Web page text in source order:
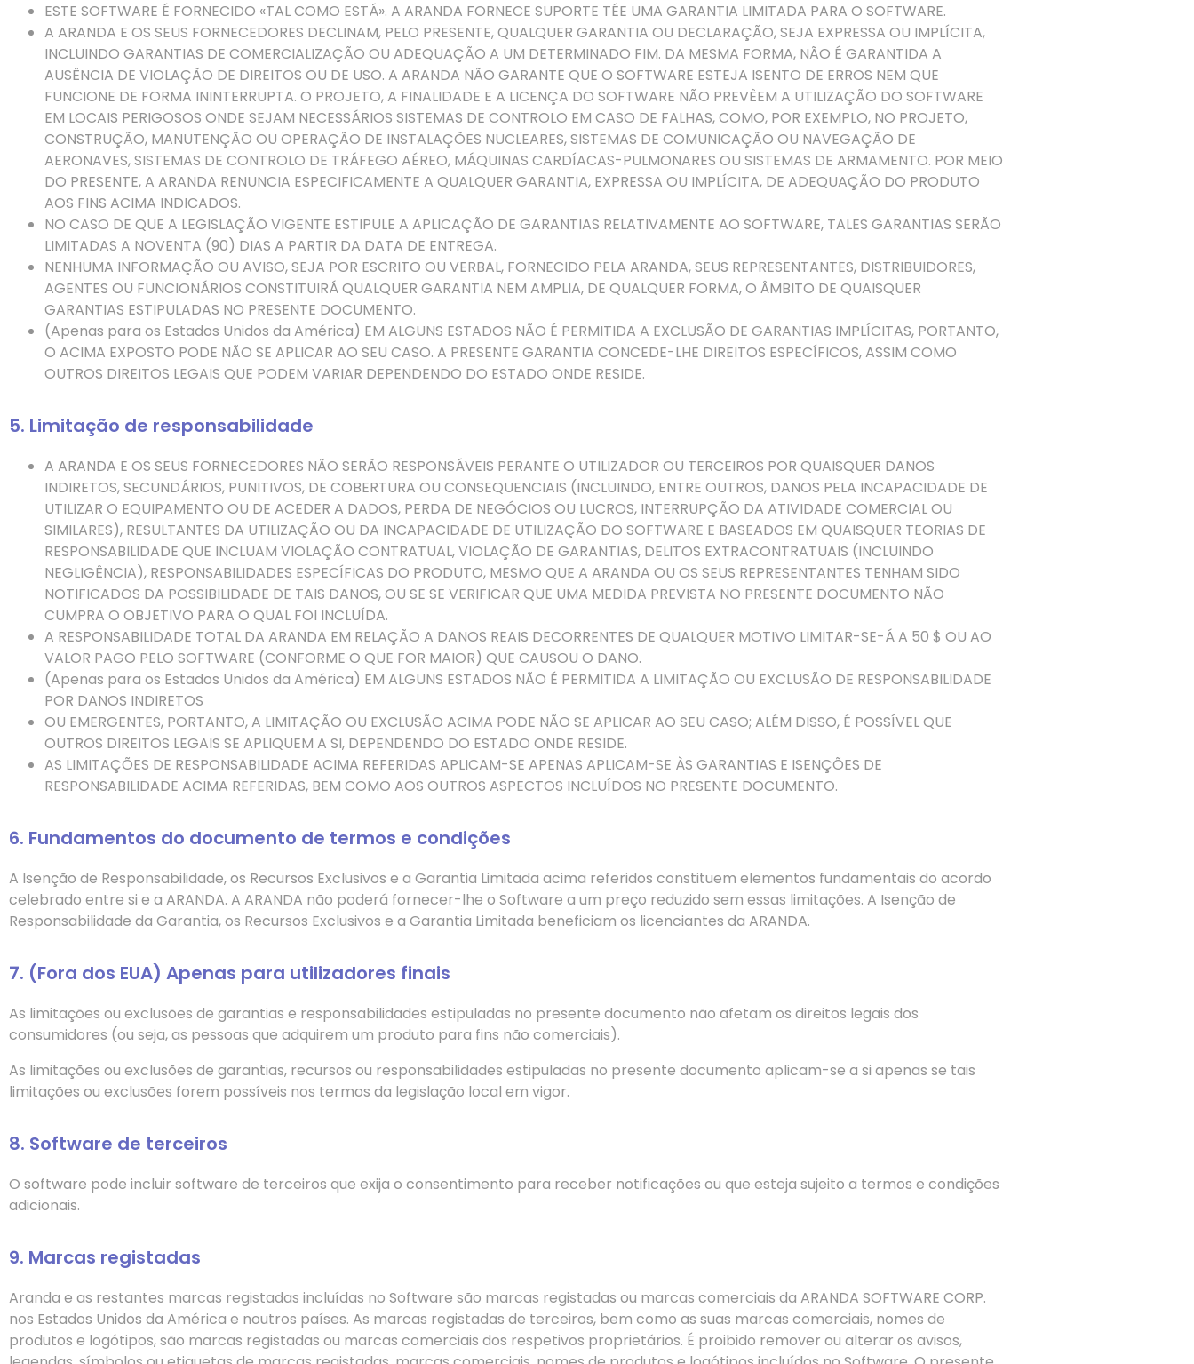
ESTE SOFTWARE É FORNECIDO «TAL COMO ESTÁ». A ARANDA FORNECE SUPORTE TÉE UMA GARANTIA LIMITADA PARA O SOFTWARE.
A ARANDA E OS SEUS FORNECEDORES DECLINAM, PELO PRESENTE, QUALQUER GARANTIA OU DECLARAÇÃO, SEJA EXPRESSA OU IMPLÍCITA,
INCLUINDO GARANTIAS DE COMERCIALIZAÇÃO OU ADEQUAÇÃO A UM DETERMINADO FIM. DA MESMA FORMA, NÃO É GARANTIDA A
AUSÊNCIA DE VIOLAÇÃO DE DIREITOS OU DE USO. A ARANDA NÃO GARANTE QUE O SOFTWARE ESTEJA ISENTO DE ERROS NEM QUE
FUNCIONE DE FORMA ININTERRUPTA. O PROJETO, A FINALIDADE E A LICENÇA DO SOFTWARE NÃO PREVÊEM A UTILIZAÇÃO DO SOFTWARE
EM LOCAIS PERIGOSOS ONDE SEJAM NECESSÁRIOS SISTEMAS DE CONTROLO EM CASO DE FALHAS, COMO, POR EXEMPLO, NO PROJETO,
CONSTRUÇÃO, MANUTENÇÃO OU OPERAÇÃO DE INSTALAÇÕES NUCLEARES, SISTEMAS DE COMUNICAÇÃO OU NAVEGAÇÃO DE
AERONAVES, SISTEMAS DE CONTROLO DE TRÁFEGO AÉREO, MÁQUINAS CARDÍACAS-PULMONARES OU SISTEMAS DE ARMAMENTO. POR MEIO
DO PRESENTE, A ARANDA RENUNCIA ESPECIFICAMENTE A QUALQUER GARANTIA, EXPRESSA OU IMPLÍCITA, DE ADEQUAÇÃO DO PRODUTO
AOS FINS ACIMA INDICADOS.
NO CASO DE QUE A LEGISLAÇÃO VIGENTE ESTIPULE A APLICAÇÃO DE GARANTIAS RELATIVAMENTE AO SOFTWARE, TALES GARANTIAS SERÃO
LIMITADAS A NOVENTA (90) DIAS A PARTIR DA DATA DE ENTREGA.
NENHUMA INFORMAÇÃO OU AVISO, SEJA POR ESCRITO OU VERBAL, FORNECIDO PELA ARANDA, SEUS REPRESENTANTES, DISTRIBUIDORES,
AGENTES OU FUNCIONÁRIOS CONSTITUIRÁ QUALQUER GARANTIA NEM AMPLIA, DE QUALQUER FORMA, O ÂMBITO DE QUAISQUER
GARANTIAS ESTIPULADAS NO PRESENTE DOCUMENTO.
(Apenas para os Estados Unidos da América) EM ALGUNS ESTADOS NÃO É PERMITIDA A EXCLUSÃO DE GARANTIAS IMPLÍCITAS, PORTANTO,
O ACIMA EXPOSTO PODE NÃO SE APLICAR AO SEU CASO. A PRESENTE GARANTIA CONCEDE-LHE DIREITOS ESPECÍFICOS,ASSIM COMO
OUTROS DIREITOS LEGAIS QUE PODEM VARIAR DEPENDENDO DO ESTADO ONDE RESIDE.
5. Limitação de responsabilidade
A ARANDA E OS SEUS FORNECEDORES NÃO SERÃO RESPONSÁVEIS PERANTE O UTILIZADOR OU TERCEIROS POR QUAISQUER DANOS
INDIRETOS, SECUNDÁRIOS, PUNITIVOS, DE COBERTURA OU CONSEQUENCIAIS (INCLUINDO, ENTRE OUTROS, DANOS PELA INCAPACIDADE DE
UTILIZAR O EQUIPAMENTO OU DE ACEDER A DADOS, PERDA DE NEGÓCIOS OU LUCROS, INTERRUPÇÃO DA ATIVIDADE COMERCIAL OU
SIMILARES), RESULTANTES DA UTILIZAÇÃO OU DA INCAPACIDADE DE UTILIZAÇÃO DO SOFTWARE E BASEADOS EM QUAISQUER TEORIAS DE
RESPONSABILIDADE QUE INCLUAM VIOLAÇÃO CONTRATUAL, VIOLAÇÃO DE GARANTIAS, DELITOS EXTRACONTRATUAIS (INCLUINDO
NEGLIGÊNCIA), RESPONSABILIDADES ESPECÍFICAS DO PRODUTO, MESMO QUE A ARANDA OU OS SEUS REPRESENTANTES TENHAM SIDO
NOTIFICADOS DA POSSIBILIDADE DE TAIS DANOS, OU SE SE VERIFICAR QUE UMA MEDIDA PREVISTA NO PRESENTE DOCUMENTO NÃO
CUMPRA O OBJETIVO PARA O QUAL FOI INCLUÍDA.
A RESPONSABILIDADE TOTAL DA ARANDA EM RELAÇÃO A DANOS REAIS DECORRENTES DE QUALQUER MOTIVO LIMITAR-SE-Á A 50 $ OU AO
VALOR PAGO PELO SOFTWARE (CONFORME O QUE FOR MAIOR) QUE CAUSOU O DANO.
(Apenas para os Estados Unidos da América) EM ALGUNS ESTADOS NÃO É PERMITIDA A LIMITAÇÃO OU EXCLUSÃO DE RESPONSABILIDADE
POR DANOS INDIRETOS
OU EMERGENTES, PORTANTO,A LIMITAÇÃO OU EXCLUSÃO ACIMA PODE NÃO SE APLICAR AO SEU CASO; ALÉM DISSO, É POSSÍVEL QUE
OUTROS DIREITOS LEGAIS SE APLIQUEM A SI, DEPENDENDO DO ESTADO ONDE RESIDE.
AS LIMITAÇÕES DE RESPONSABILIDADE ACIMA REFERIDAS APLICAM-SE APENAS APLICAM-SE ÀS GARANTIAS E ISENÇÕES DE
RESPONSABILIDADE ACIMA REFERIDAS, BEM COMO AOS OUTROS ASPECTOS INCLUÍDOS NO PRESENTE DOCUMENTO.
6. Fundamentos do documento de termos e condições
A Isenção de Responsabilidade, os Recursos Exclusivos e a Garantia Limitada acima referidos constituem elementos fundamentais do acordo
celebrado entre si e a ARANDA. A ARANDA não poderá fornecer-lhe o Software a um preço reduzido sem essas limitações. A Isenção de
Responsabilidade da Garantia, os Recursos Exclusivos e a Garantia Limitada beneficiam os licenciantes da ARANDA.
7. (Fora dos EUA) Apenas para utilizadores finais
As limitações ou exclusões de garantias e responsabilidades estipuladas no presente documento não afetam os direitos legais dos
consumidores (ou seja, as pessoas que adquirem um produto para fins não comerciais).
As limitações ou exclusões de garantias, recursos ou responsabilidades estipuladas no presente documento aplicam-se a si apenas se tais
limitações ou exclusões forem possíveis nos termos da legislação local em vigor.
8. Software de terceiros
O software pode incluir software de terceiros que exija o consentimento para receber notificações ou que esteja sujeito a termos e condições
adicionais.
9. Marcas registadas
Aranda e as restantes marcas registadas incluídas no Software são marcas registadas ou marcas comerciais da ARANDA SOFTWARE CORP.
nos Estados Unidos da América e noutros países. As marcas registadas de terceiros, bem como as suas marcas comerciais, nomes de
produtos e logótipos, são marcas registadas ou marcas comerciais dos respetivos proprietários. É proibido remover ou alterar os avisos,